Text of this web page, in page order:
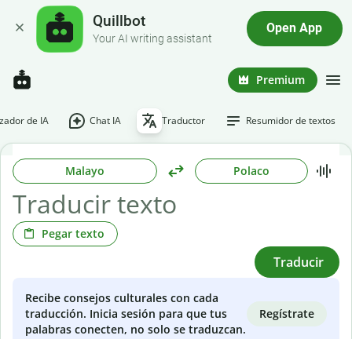
Quillbot
Your AI writing assistant
Open App
Premium
de IA Chat IA Traductor Resumidor de textos
Malayo Polaco
Pegar texto
Traducir
Recibe consejos culturales con cada
traducción. Inicia sesión para que tus
palabras conecten, no solo se traduzcan.
Regístrate